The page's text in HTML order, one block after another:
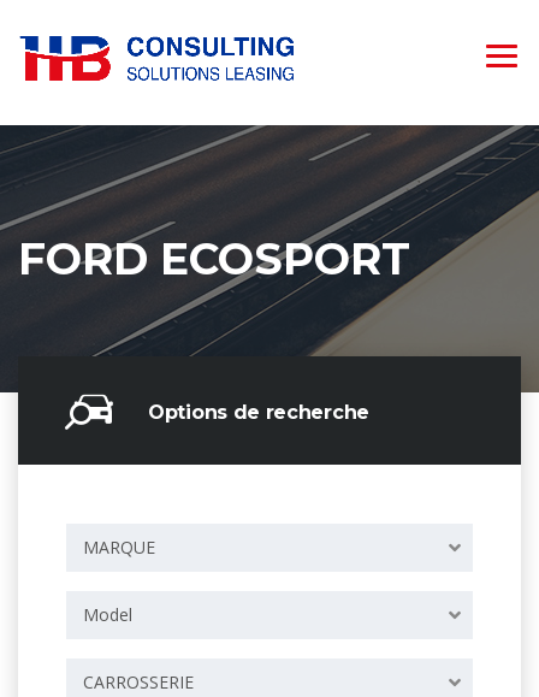
FORD ECOSPORT
Options de recherche
MARQUE
Model
CARROSSERIE